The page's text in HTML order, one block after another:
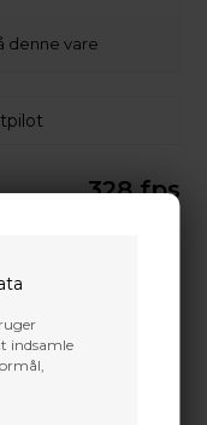
indsamle
denne vare
328 fps